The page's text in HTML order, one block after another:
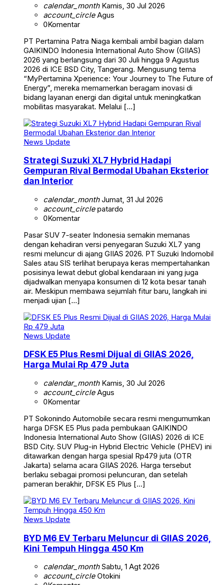
calendar_monthKamis, 30 Jul 2026
account_circleAgus
0Komentar
PT Pertamina Patra Niaga kembali ambil bagian dalam
GAIKINDO Indonesia International Auto Show (GIIAS)
2026 yang berlangsung dari 30 Juli hingga 9 Agustus
2026 di ICE BSD City, Tangerang. Mengusung tema
“MyPertamina Xperience: Your Journey to The Future of
Energy”, mereka memamerkan beragam inovasi di
bidang layanan energi dan digital untuk meningkatkan
mobilitas masyarakat. Melalui […]
News Update
Strategi Suzuki XL7 Hybrid Hadapi
Gempuran Rival Bermodal Ubahan Eksterior
dan Interior
calendar_monthJumat, 31 Jul 2026
account_circlepatardo
0Komentar
Pasar SUV 7-seater Indonesia semakin memanas
dengan kehadiran versi penyegaran Suzuki XL7 yang
resmi meluncur di ajang GIIAS 2026. PT Suzuki Indomobil
Sales atau SIS terlihat berupaya keras mempertahankan
posisinya lewat debut global kendaraan ini yang juga
dijadwalkan menyapa konsumen di 12 kota besar tanah
air. Meskipun membawa sejumlah fitur baru, langkah ini
menjadi ujian […]
News Update
DFSK E5 Plus Resmi Dijual di GIIAS 2026,
Harga Mulai Rp 479 Juta
calendar_monthKamis, 30 Jul 2026
account_circleAgus
0Komentar
PT Sokonindo Automobile secara resmi mengumumkan
harga DFSK E5 Plus pada pembukaan GAIKINDO
Indonesia International Auto Show (GIIAS) 2026 di ICE
BSD City. SUV Plug-in Hybrid Electric Vehicle (PHEV) ini
ditawarkan dengan harga spesial Rp479 juta (OTR
Jakarta) selama acara GIIAS 2026. Harga tersebut
berlaku sebagai promosi peluncuran, dan setelah
pameran berakhir, DFSK E5 Plus […]
News Update
BYD M6 EV Terbaru Meluncur di GIIAS 2026,
Kini Tempuh Hingga 450 Km
calendar_monthSabtu, 1 Agt 2026
account_circleOtokini